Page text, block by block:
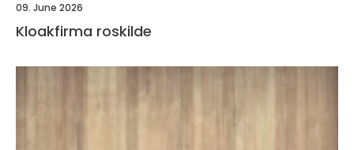
09. June 2026
Kloakfirma roskilde